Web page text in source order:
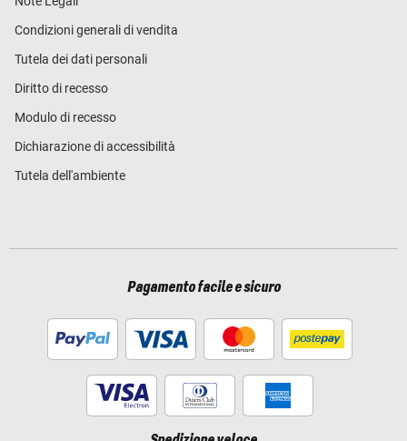
Condizioni generali di vendita
Tutela dei dati personali
Diritto di recesso
Modulo di recesso
Dichiarazione di accessibilità
Tutela dell'ambiente
Pagamento facile e sicuro